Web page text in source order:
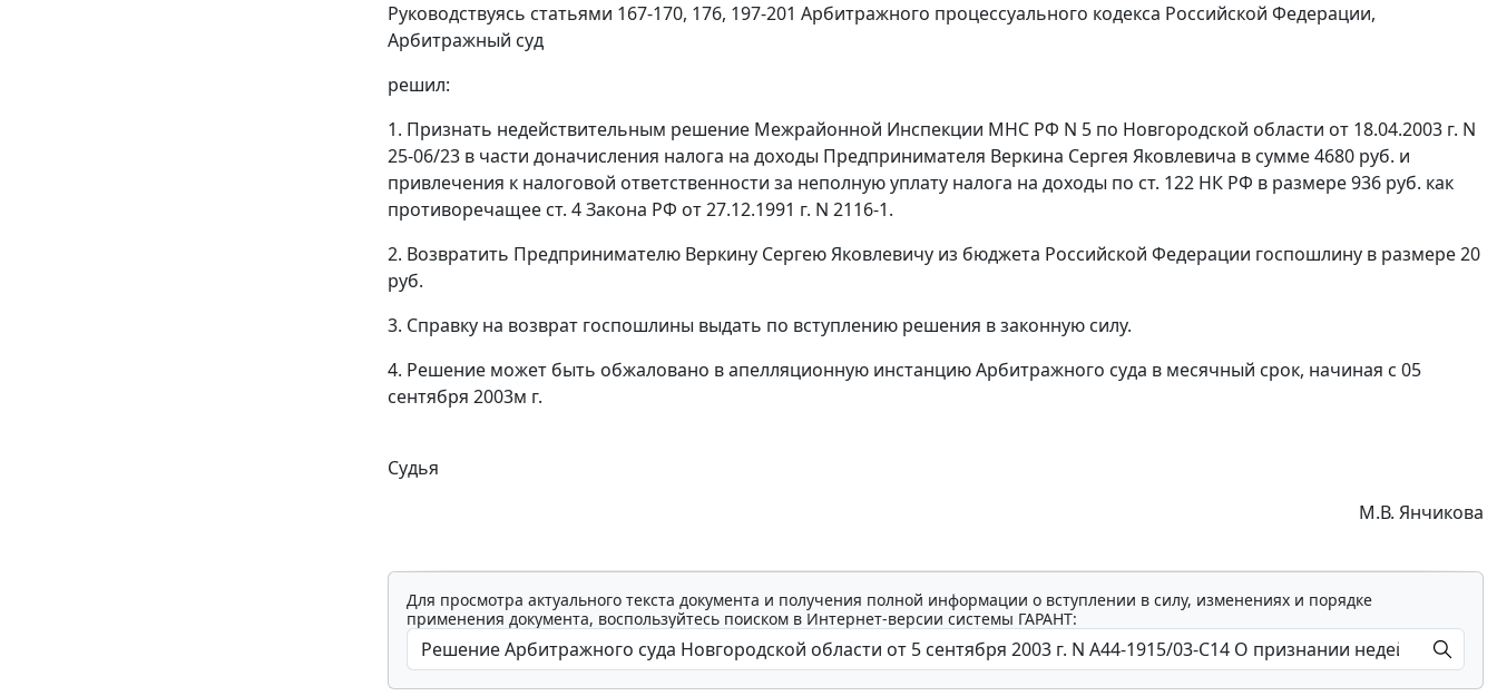
Руководствуясь статьями 167-170, 176, 197-201 Арбитражного процессуального кодекса Российской Федерации,
Арбитражный суд
решил:
1. Признать недействительным решение Межрайонной Инспекции МНС РФ N 5 по Новгородской области от 18.04.2003 г. N
25-06/23 в части доначисления налога на доходы Предпринимателя Веркина Сергея Яковлевича в сумме 4680 руб. и
привлечения к налоговой ответственности за неполную уплату налога на доходы по ст. 122 НК РФ в размере 936 руб. как
противоречащее ст. 4Закона РФ от 27.12.1991 г. N 2116-1.
2. Возвратить Предпринимателю Веркину Сергею Яковлевичу из бюджета Российской Федерации госпошлину в размере 20
руб.
3. Справку на возврат госпошлины выдать по вступлению решения в законную силу.
4. Решение может быть обжаловано в апелляционную инстанцию Арбитражного суда в месячный срок, начиная с 05
сентября 2003м г.
Судья
М.В. Янчикова
Для просмотра актуального текста документа и получения полной информации о вступлении в силу, изменениях и порядке
применения документа, воспользуйтесь поиском в Интернет-версии системы ГАРАНТ: